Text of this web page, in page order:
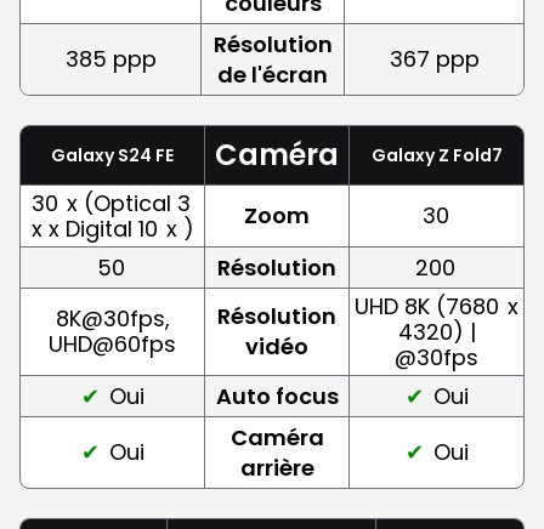
385 ppp
Résolution
de l'écran
367 ppp
Galaxy S24 FE Caméra Galaxy Z Fold7
30 x (Optical 3
x x Digital 10 x ) Zoom
30
50
Résolution
200
8K@30fps,
UHD@60fps
Résolution
vidéo
UHD 8K (7680 x
4320) |
@30fps
Oui
Auto focus
Oui
Oui
Caméra
arrière
Oui